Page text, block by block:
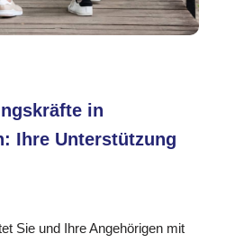
in
Ihre Unterstützung
Sie und Ihre Angehörigen mit